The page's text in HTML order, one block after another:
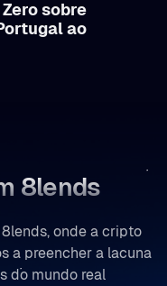
sobre
ao
8lends
onde a cripto
a preencher a lacuna
do mundo real